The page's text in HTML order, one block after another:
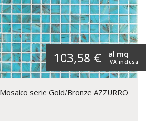
103,58 € IVA inclusa
al mq
Mosaico serie Gold/Bronze AZZURRO